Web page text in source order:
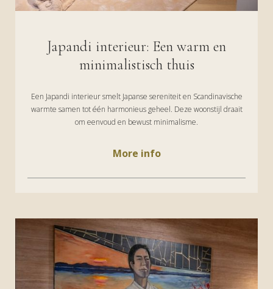
Japandi interieur: Een warm en
minimalistisch thuis
Een Japandi interieur smelt Japanse sereniteit en Scandinavische
warmte samen tot één harmonieus geheel. Deze woonstijl draait
om eenvoud en bewust minimalisme.
More info